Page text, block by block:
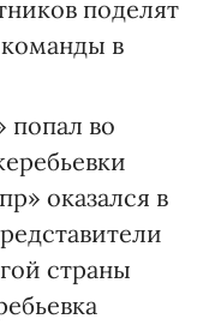
поделят
команды в
попал во
оказался в
страны